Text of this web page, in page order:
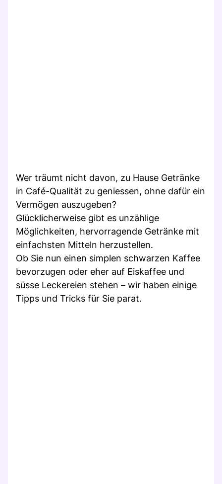
Wer träumt nicht davon, zu Hause Getränke
in Café-Qualität zu geniessen, ohne dafür ein
Vermögen auszugeben?
Glücklicherweise gibt es unzählige
Möglichkeiten, hervorragende Getränke mit
einfachsten Mitteln herzustellen.
Ob Sie nun einen simplen schwarzen Kaffee
bevorzugen oder eher auf Eiskaffee und
süsse Leckereien stehen – wir haben einige
Tipps und Tricks für Sie parat.